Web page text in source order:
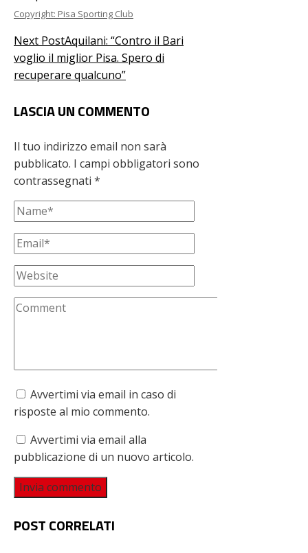
Copyright: Pisa Sporting Club
Next PostAquilani: “Contro il Bari
voglio il miglior Pisa. Spero di
recuperare qualcuno”
LASCIA UN COMMENTO
Il tuo indirizzo email non sarà
pubblicato. I campi obbligatori sono
contrassegnati *
Avvertimi via email in caso di
risposte al mio commento.
Avvertimi via email alla
pubblicazione di un nuovo articolo.
POST CORRELATI